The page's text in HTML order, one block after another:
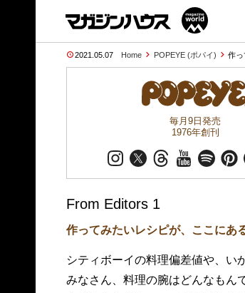
2021.05.07 Home POPEYE (ポパイ) 作っ
毎月9日発売
1976年創刊
From Editors 1
作ってみたいレシピが、ここにある
シティボーイの料理偏差値や、い
みなさん、料理の腕はどんなも